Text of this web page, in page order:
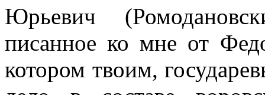
Юрьевич
писанное ко мне от
котором твоим,